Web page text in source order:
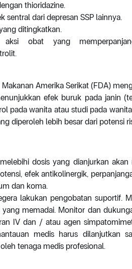
thioridazine.
sentral dari depresan SSP lainnya.
ditingkatkan.
aksi obat yang
Amerika Serikat (FDA)
efek buruk pada janin
pada wanita atau studi pada
diperoleh lebih besar dari potensi
dosis yang dianjurkan
efek antikolinergik,
dan koma.
lakukan pengobatan suportif.
yang memadai. Monitor dan
IV dan / atau agen
medis harus dilanjutkan
tenaga medis profesional.